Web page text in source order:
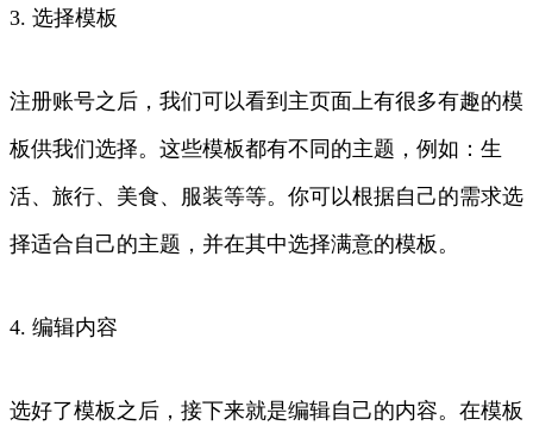
3. 选择模板
注册账号之后，我们可以看到主页面上有很多有趣的模
板供我们选择。这些模板都有不同的主题，例如：生
活、旅行、美食、服装等等。你可以根据自己的需求选
择适合自己的主题，并在其中选择满意的模板。
4. 编辑内容
选好了模板之后，接下来就是编辑自己的内容。在模板